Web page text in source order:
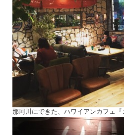
那珂川にできた、ハワイアンカフェ『